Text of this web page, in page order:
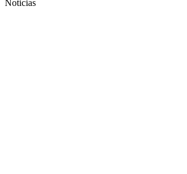
Noticias